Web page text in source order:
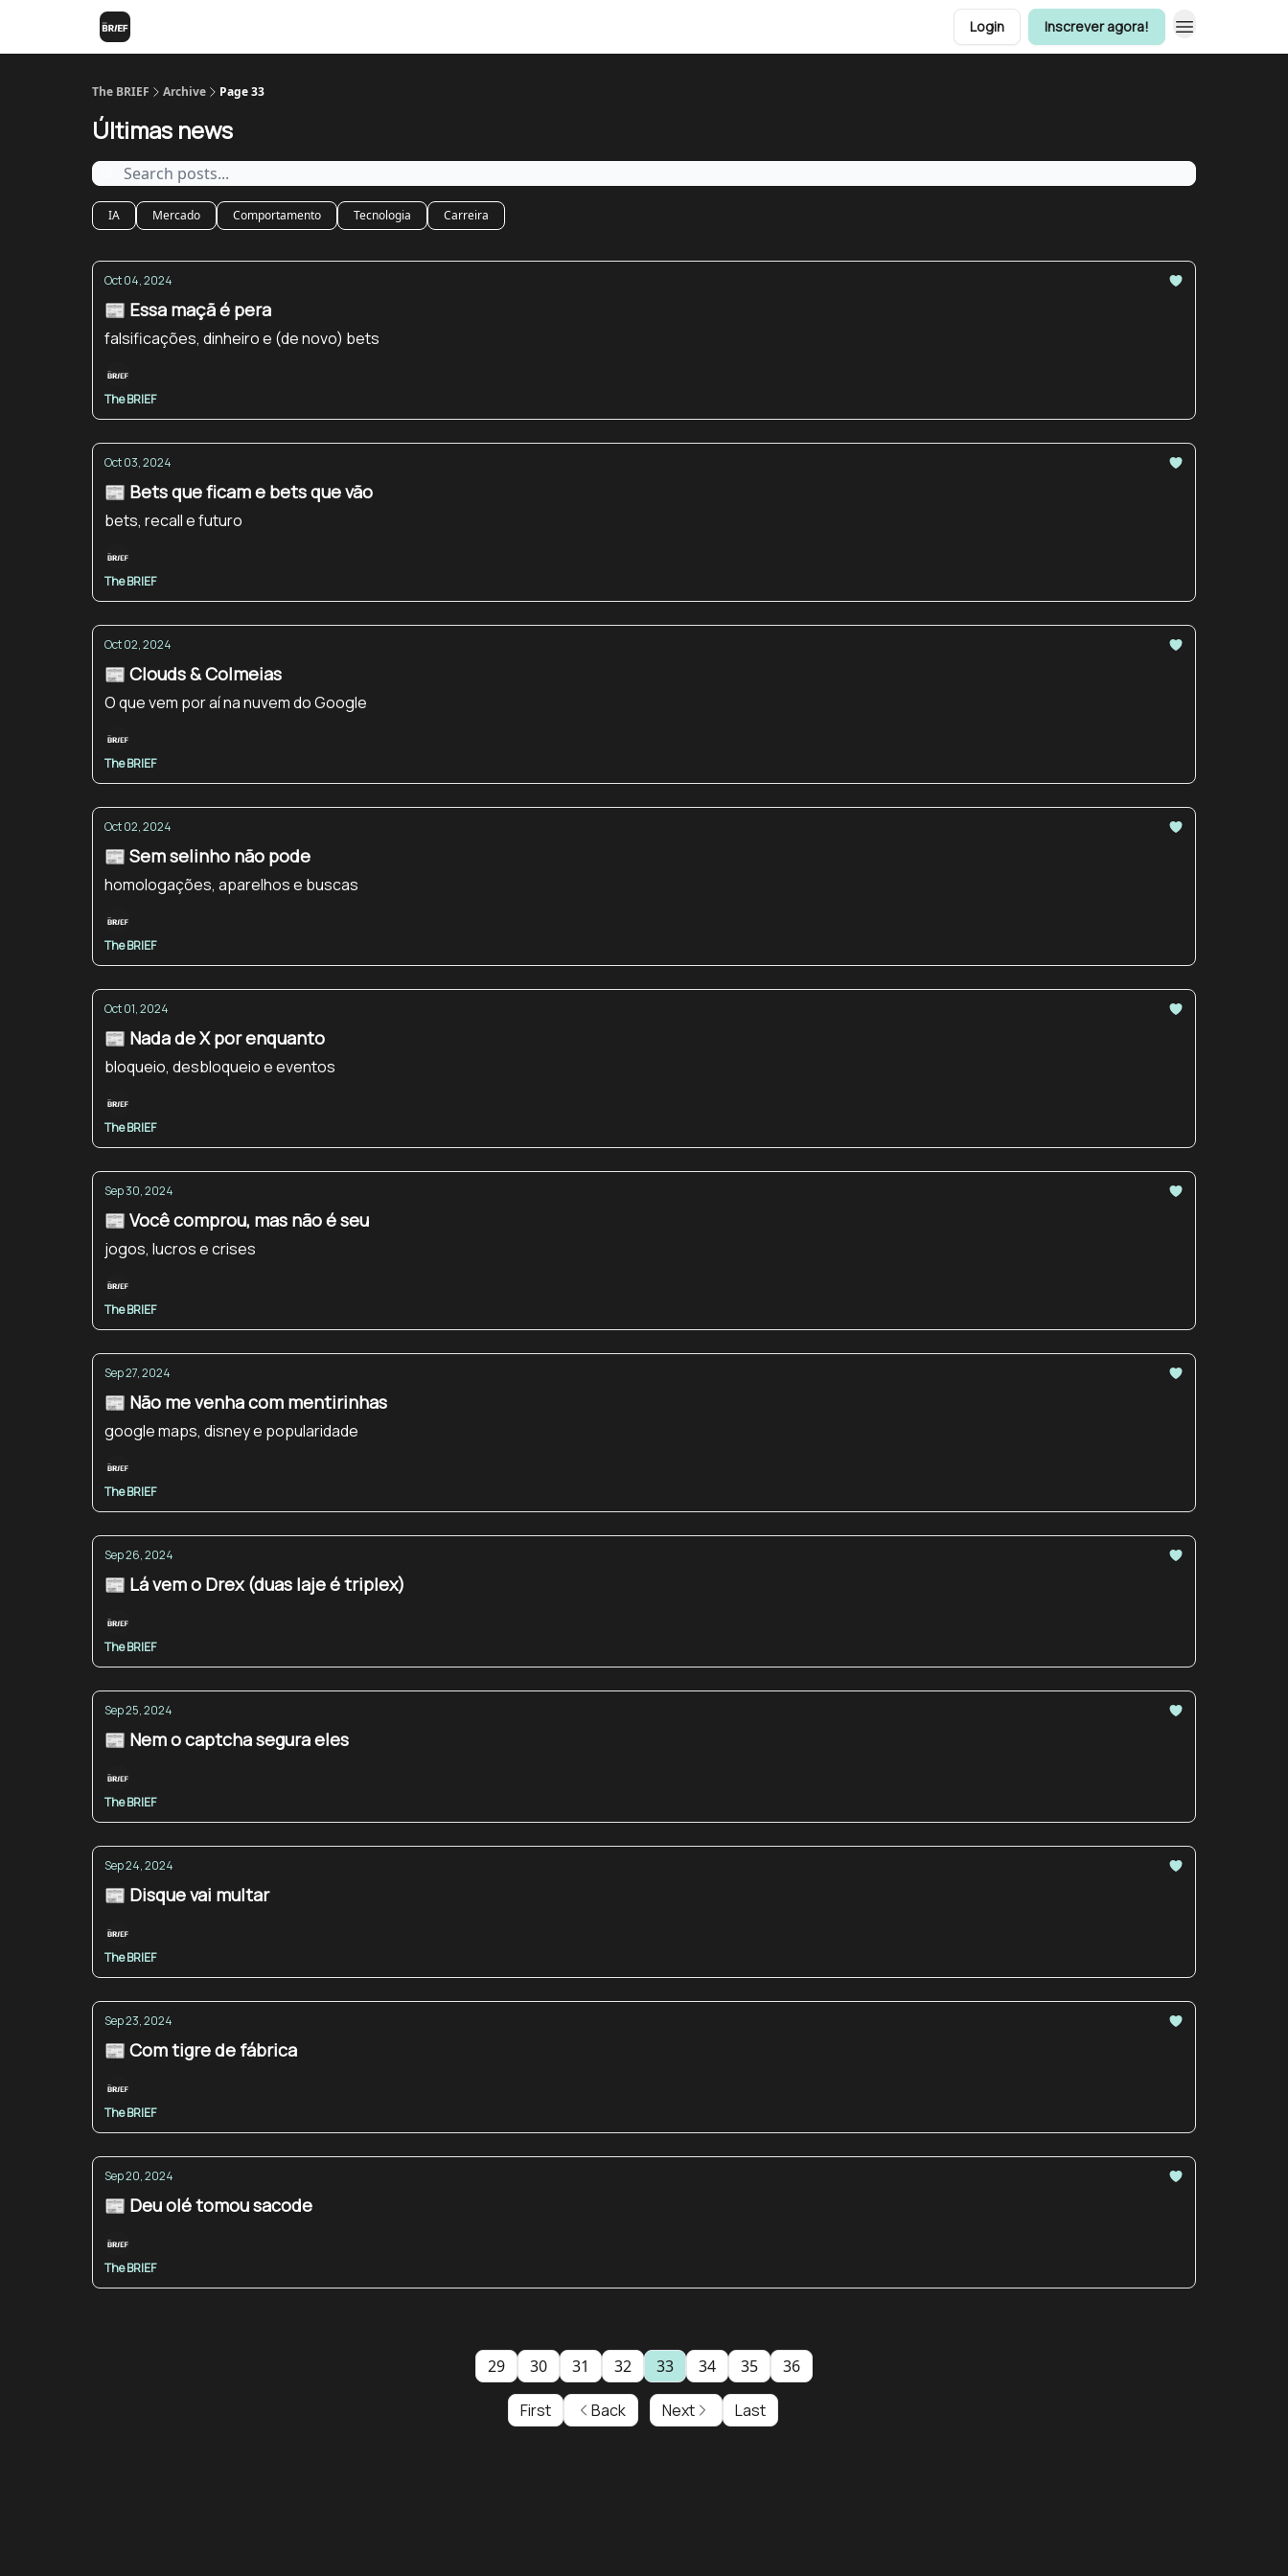
Login Inscrever agora!
The BRIEF Archive Page 33
Últimas news
IA Mercado Comportamento Tecnologia Carreira
Oct 04, 2024
📰 Essa maçã é pera
falsificações, dinheiro e (de novo) bets
The BRIEF
Oct 03, 2024
📰 Bets que ficam e bets que vão
bets, recall e futuro
The BRIEF
Oct 02, 2024
📰 Clouds & Colmeias
O que vem por aí na nuvem do Google
The BRIEF
Oct 02, 2024
📰 Sem selinho não pode
homologações, aparelhos e buscas
The BRIEF
Oct 01, 2024
📰 Nada de X por enquanto
bloqueio, desbloqueio e eventos
The BRIEF
Sep 30, 2024
📰 Você comprou, mas não é seu
jogos, lucros e crises
The BRIEF
Sep 27, 2024
📰 Não me venha com mentirinhas
google maps, disney e popularidade
The BRIEF
Sep 26, 2024
📰 Lá vem o Drex (duas laje é triplex)
The BRIEF
Sep 25, 2024
📰 Nem o captcha segura eles
The BRIEF
Sep 24, 2024
📰 Disque vai multar
The BRIEF
Sep 23, 2024
📰 Com tigre de fábrica
The BRIEF
Sep 20, 2024
📰 Deu olé tomou sacode
The BRIEF
First Back
29 30 31 32 33 34 35 36
Next Last